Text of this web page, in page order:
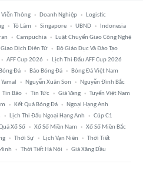
Thông Doanh Nghiệp
Logistic
Tô Lâm Singapore UBND
Indonesia
Campuchia
Luật Chuyển Giao Công Nghệ
Dịch Điện Tử
Bộ Giáo Dục Và Đào Tạo
AFF Cup 2026
Lịch Thi Đấu AFF Cup 2026
Đá Báo Bóng Đá
Bóng Đá Việt Nam
Nguyễn Xuân Son
Nguyễn Đình Bắc
Tin Bão Tin Tức Giá Vàng
Tuyển Việt Nam
Kết Quả Bóng Đá
Ngoại Hạng Anh
Lịch Thi Đấu Ngoại Hạng Anh
Cúp C1
Xổ Số Xổ Số Miền Nam
Xổ Số Miền Bắc
Thời Sự Lịch Vạn Niên
Thời Tiết
Thời Tiết Hà Nội Giá Xăng Dầu